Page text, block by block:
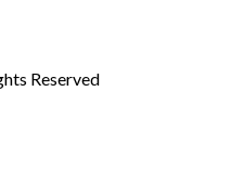
Reserved